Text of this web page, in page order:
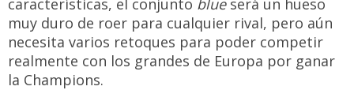
características, el conjunto blue será un hueso
muy duro de roer para cualquier rival, pero aún
necesita varios retoques para poder competir
realmente con los grandes de Europa por ganar
la Champions.